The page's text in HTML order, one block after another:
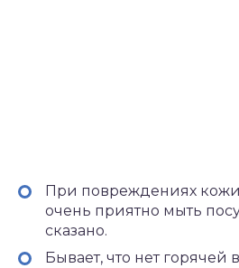
При повреждениях
очень приятно мыть
сказано.
Бывает, что нет горячей